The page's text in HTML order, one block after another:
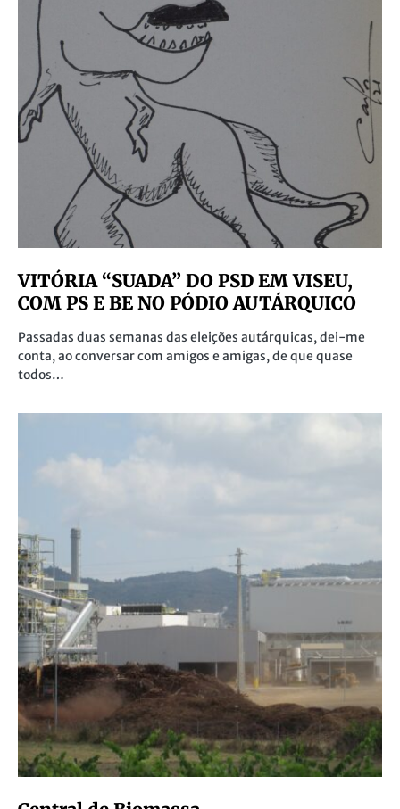
VITÓRIA “SUADA” DO PSD EM VISEU,
COM PS E BE NO PÓDIO AUTÁRQUICO
Passadas duas semanas das eleições autárquicas, dei-me
conta, ao conversar com amigos e amigas, de que quase
todos…